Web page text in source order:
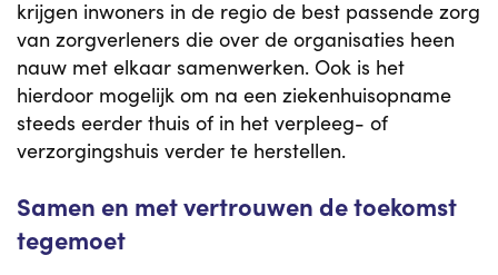
krijgen inwoners in de regio de best passende zorg
van zorgverleners die over de organisaties heen
nauw met elkaar samenwerken. Ook is het
hierdoor mogelijk om na een ziekenhuisopname
steeds eerder thuis of in het verpleeg- of
verzorgingshuis verder te herstellen.
Samen en met vertrouwen de toekomst
tegemoet